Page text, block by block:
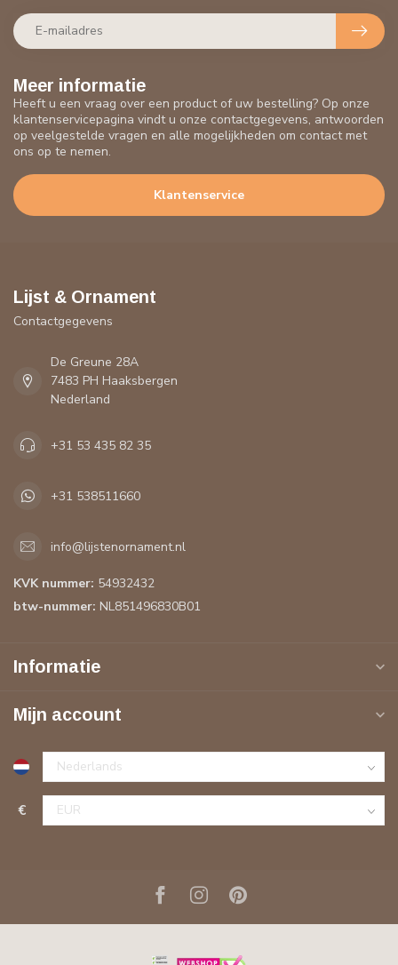
Meer informatie
Heeft u een vraag over een product of uw bestelling? Op onze
klantenservicepagina vindt u onze contactgegevens, antwoorden
op veelgestelde vragen en alle mogelijkheden om contact met
ons op te nemen.
Klantenservice
Lijst & Ornament
Contactgegevens
De Greune 28A
7483 PH Haaksbergen
Nederland
+31 53 435 82 35
+31 538511660
info@lijstenornament.nl
KVK nummer: 54932432
btw-nummer: NL851496830B01
Informatie
Mijn account
€